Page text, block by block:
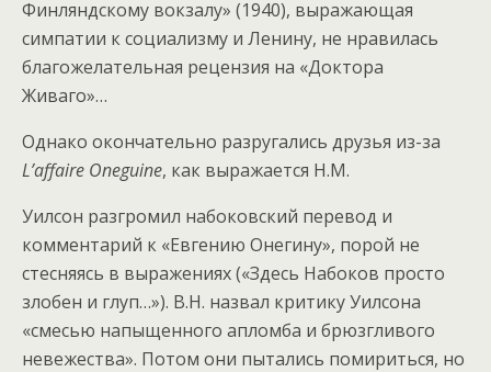
Финляндскому вокзалу» (1940), выражающая
симпатии к социализму и Ленину, не нравилась
благожелательная рецензия на «Доктора
Живаго»…
Однако окончательно разругались друзья из-за
L’affaire Oneguine, как выражается Н.М.
Уилсон разгромил набоковский перевод и
комментарий к «Евгению Онегину», порой не
стесняясь в выражениях («Здесь Набоков просто
злобен и глуп…»). В.Н. назвал критику Уилсона
«смесью напыщенного апломба и брюзгливого
невежества». Потом они пытались помириться, но